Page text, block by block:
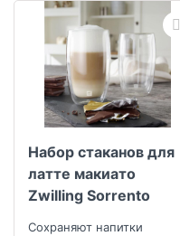
Набор стаканов для
латте макиато
Zwilling Sorrento
Сохраняют напитки